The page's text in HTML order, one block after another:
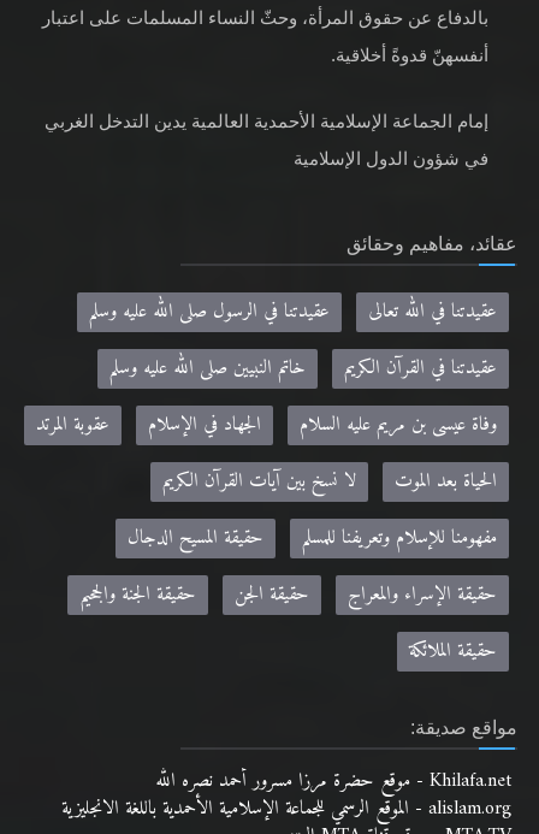
بالدفاع عن حقوق المرأة، وحثّ النساء المسلمات على اعتبار
أنفسهنّ قدوةً أخلاقية.
إمام الجماعة الإسلامية الأحمدية العالمية يدين التدخل الغربي
في شؤون الدول الإسلامية
عقائد، مفاهيم وحقائق
عقيدتنا في الله تعالى
عقيدتنا في الرسول صلى الله عليه وسلم
عقيدتنا في القرآن الكريم
خاتم النبيين صلى الله عليه وسلم
وفاة عيسى بن مريم عليه السلام
الجهاد في الإسلام
عقوبة المرتد
الحياة بعد الموت
لا نسخ بين آيات القرآن الكريم
مفهومنا للإسلام وتعريفنا للمسلم
حقيقة المسيح الدجال
حقيقة الإسراء والمعراج
حقيقة الجن
حقيقة الجنة والجحيم
حقيقة الملائكة
مواقع صديقة:
Khilafa.net - موقع حضرة مرزا مسرور أحمد نصره الله
alislam.org - الموقع الرسمي للجماعة الإسلامية الأحمدية باللغة الانجليزية